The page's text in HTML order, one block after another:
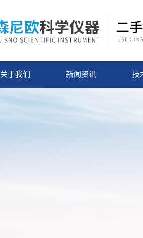
关于我们 新闻资讯 技